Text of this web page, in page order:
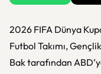
2026 FIFA Dünya
Futbol Takımı,
Bak tarafından